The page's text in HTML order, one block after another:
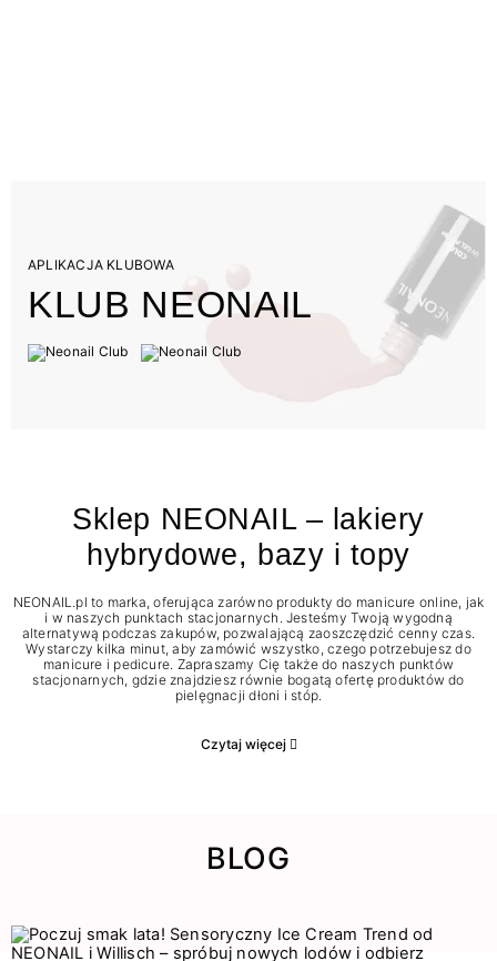
APLIKACJA KLUBOWA
KLUB NEONAIL
Sklep NEONAIL – lakiery
hybrydowe, bazy i topy
NEONAIL.pl to marka, oferująca zarówno produkty do manicure online, jak
i w naszych punktach stacjonarnych. Jesteśmy Twoją wygodną
alternatywą podczas zakupów, pozwalającą zaoszczędzić cenny czas.
Wystarczy kilka minut, aby zamówić wszystko, czego potrzebujesz do
manicure i pedicure. Zapraszamy Cię także do naszych punktów
stacjonarnych, gdzie znajdziesz równie bogatą ofertę produktów do
pielęgnacji dłoni i stóp.
Czytaj więcej
BLOG